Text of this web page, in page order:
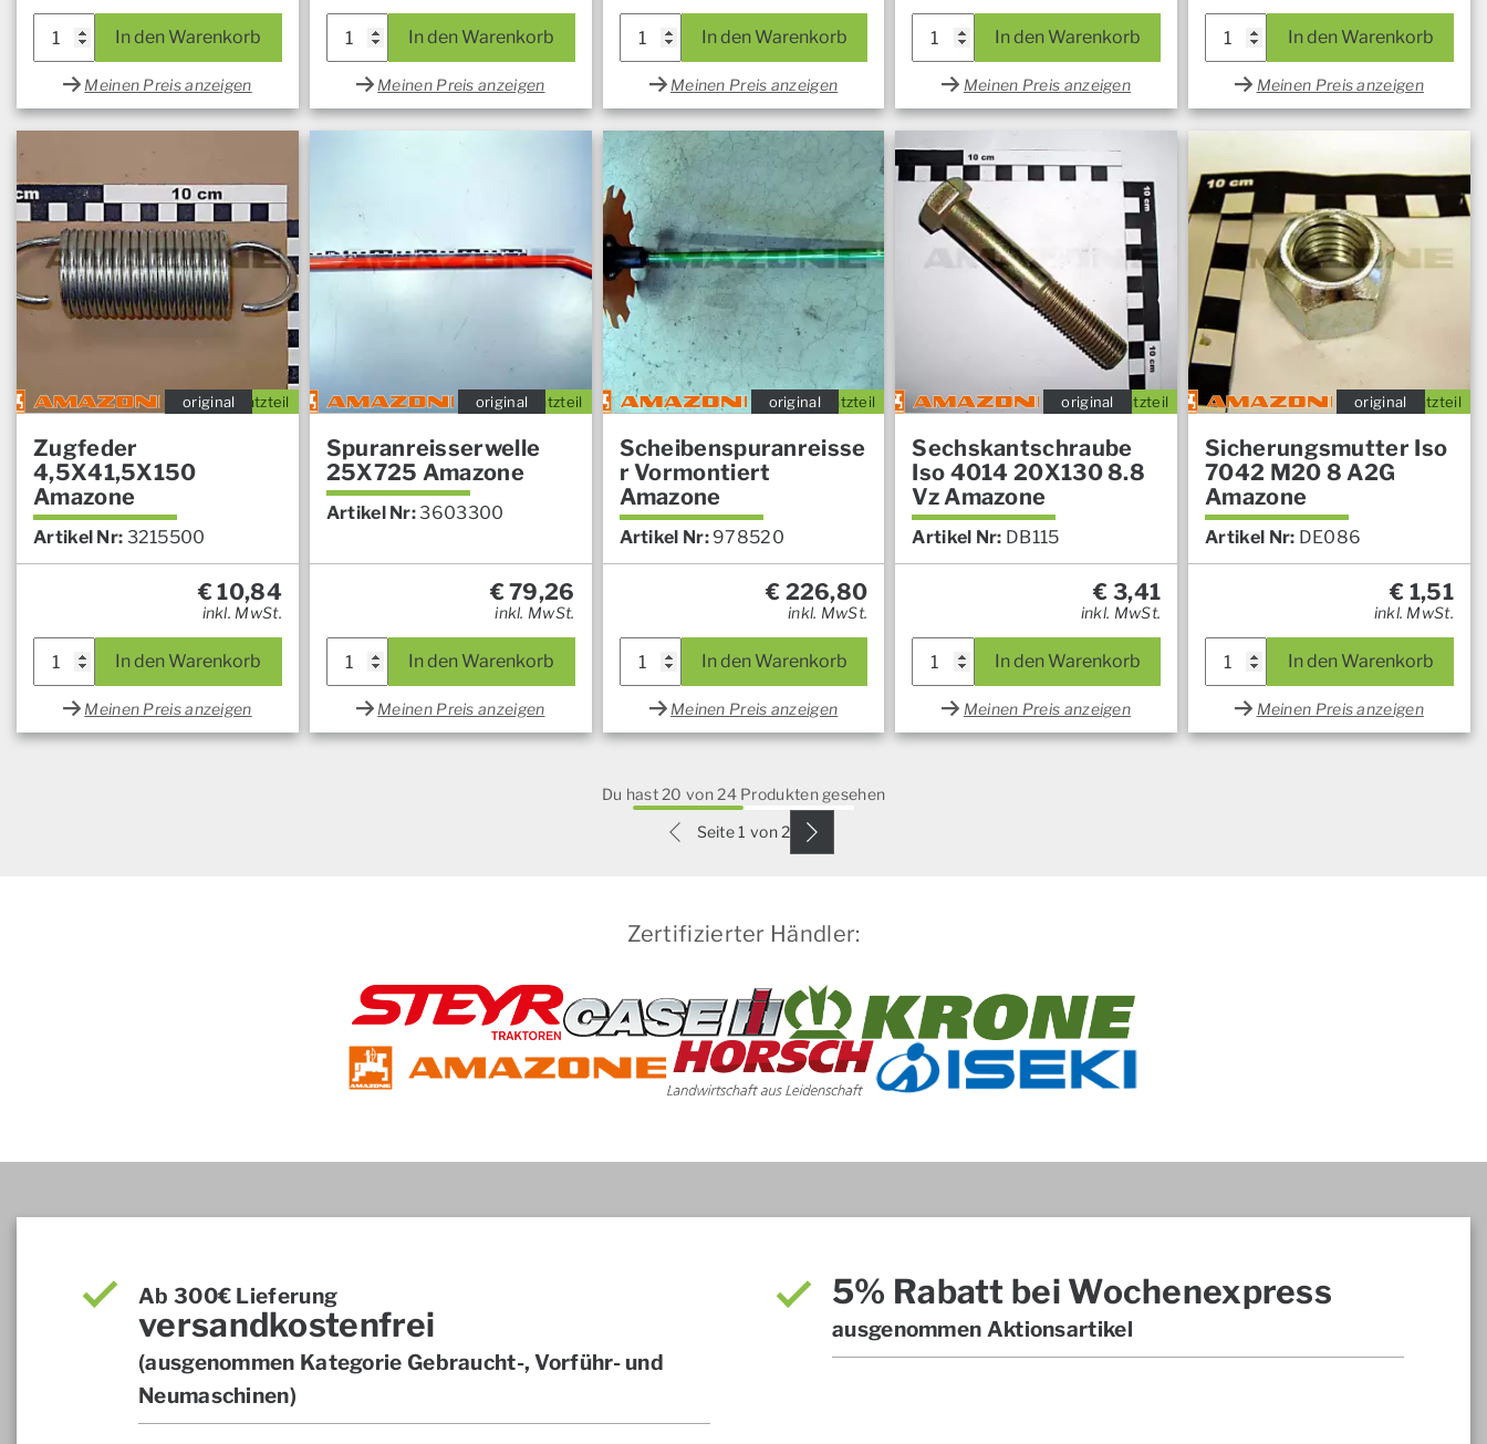
In den Warenkorb
Meinen Preis anzeigen
In den Warenkorb
Meinen Preis anzeigen
In den Warenkorb
Meinen Preis anzeigen
In den Warenkorb
Meinen Preis anzeigen
In den Warenkorb
Meinen Preis anzeigen
Ersatzteil
original
Zugfeder
4,5X41,5X150
Amazone
Artikel Nr: 3215500
€10,84
inkl. MwSt.
In den Warenkorb
Meinen Preis anzeigen
Ersatzteil
original
Spuranreisserwelle
25X725 Amazone
Artikel Nr:3603300
€79,26
inkl. MwSt.
In den Warenkorb
Meinen Preis anzeigen
Ersatzteil
original
Scheibenspuranreisse
r Vormontiert
Amazone
Artikel Nr: 978520
€ 226,80
inkl. MwSt.
In den Warenkorb
Meinen Preis anzeigen
Ersatzteil
original
Sechskantschraube
Iso 4014 20X130 8.8
Vz Amazone
Artikel Nr: DB115
€ 3,41
inkl. MwSt.
In den Warenkorb
Meinen Preis anzeigen
Ersatzteil
original
Sicherungsmutter Iso
7042 M20 8 A2G
Amazone
Artikel Nr: DE086
€ 1,51
inkl. MwSt.
In den Warenkorb
Meinen Preis anzeigen
Du hast 20 von 24 Produkten gesehen
Seite 1 von 2
Zertifizierter Händler:
Ab 300€ Lieferung
versandkostenfrei
(ausgenommen Kategorie Gebraucht-, Vorführ- und
Neumaschinen)
5% Rabatt bei Wochenexpress
ausgenommen Aktionsartikel